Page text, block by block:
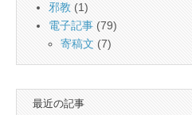
邪教 (1)
電子記事 (79)
寄稿文 (7)
最近の記事